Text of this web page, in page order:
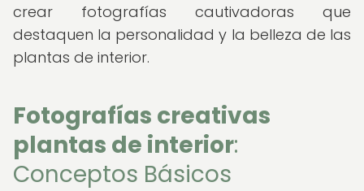
crear fotografías cautivadoras que
destaquen la personalidad y la belleza de las
plantas de interior.
Fotografías creativas
plantas de interior:
Conceptos Básicos